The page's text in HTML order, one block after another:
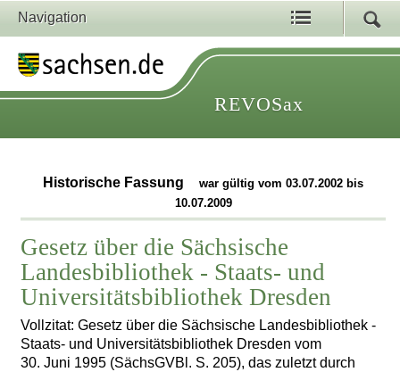
Navigation
REVOSax
Historische Fassung
war gültig vom 03.07.2002 bis
10.07.2009
Gesetz über die Sächsische
Landesbibliothek - Staats- und
Universitätsbibliothek Dresden
Vollzitat: Gesetz über die Sächsische Landesbibliothek -
Staats- und Universitätsbibliothek Dresden vom
30. Juni 1995 (SächsGVBl. S. 205), das zuletzt durch